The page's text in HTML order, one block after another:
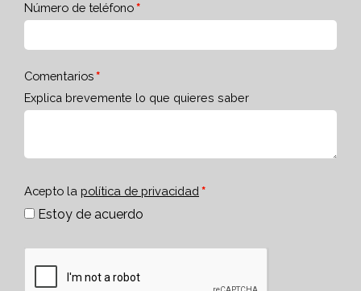
Número de teléfono
Comentarios
Explica brevemente lo que quieres saber
Acepto la política de privacidad
Estoy de acuerdo